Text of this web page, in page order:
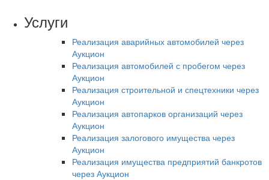
Услуги
Реализация аварийных автомобилей через
Аукцион
Реализация автомобилей с пробегом через
Аукцион
Реализация строительной и спецтехники через
Аукцион
Реализация автопарков организаций через
Аукцион
Реализация залогового имущества через
Аукцион
Реализация имущества предприятий банкротов
через Аукцион